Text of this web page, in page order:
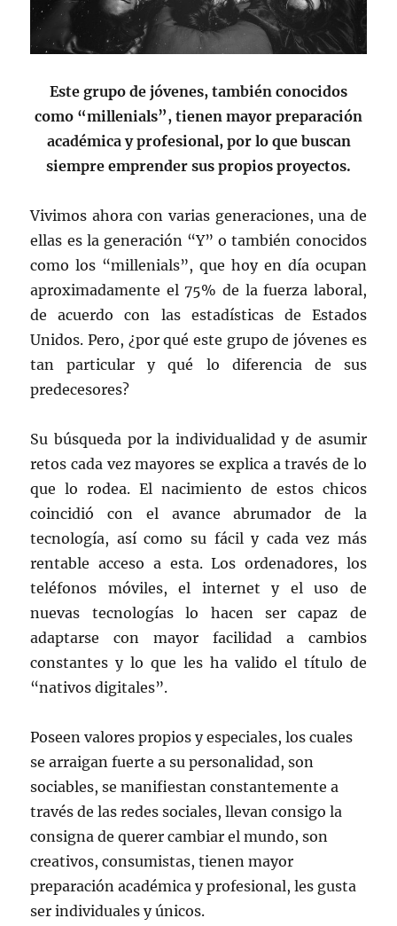
Este grupo de jóvenes, también conocidos
como “millenials”, tienen mayor preparación
académica y profesional, por lo que buscan
siempre emprender sus propios proyectos.
Vivimos ahora con varias generaciones, una de
ellas es la generación “Y” o también conocidos
como los “millenials”, que hoy en día ocupan
aproximadamente el 75% de la fuerza laboral,
de acuerdo con las estadísticas de Estados
Unidos. Pero, ¿por qué este grupo de jóvenes es
tan particular y qué lo diferencia de sus
predecesores?
Su búsqueda por la individualidad y de asumir
retos cada vez mayores se explica a través de lo
que lo rodea. El nacimiento de estos chicos
coincidió con el avance abrumador de la
tecnología, así como su fácil y cada vez más
rentable acceso a esta. Los ordenadores, los
teléfonos móviles, el internet y el uso de
nuevas tecnologías lo hacen ser capaz de
adaptarse con mayor facilidad a cambios
constantes y lo que les ha valido el título de
“nativos digitales”.
Poseen valores propios y especiales, los cuales
se arraigan fuerte a su personalidad, son
sociables, se manifiestan constantemente a
través de las redes sociales, llevan consigo la
consigna de querer cambiar el mundo, son
creativos, consumistas, tienen mayor
preparación académica y profesional, les gusta
ser individuales y únicos.